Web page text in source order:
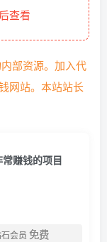
查看
部资源。加入代
网站。本站站长
赚钱的项目
会员 免费